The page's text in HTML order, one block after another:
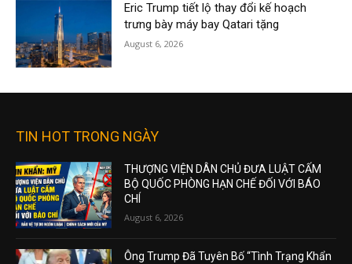
Eric Trump tiết lộ thay đổi kế hoạch
trưng bày máy bay Qatari tặng
August 6, 2026
TIN HOT TRONG NGÀY
THƯỢNG VIỆN DÂN CHỦ ĐƯA LUẬT CẤM
BỘ QUỐC PHÒNG HẠN CHẾ ĐỐI VỚI BÁO
CHÍ
August 6, 2026
Ông Trump Đã Tuyên Bố “Tình Trạng Khẩn